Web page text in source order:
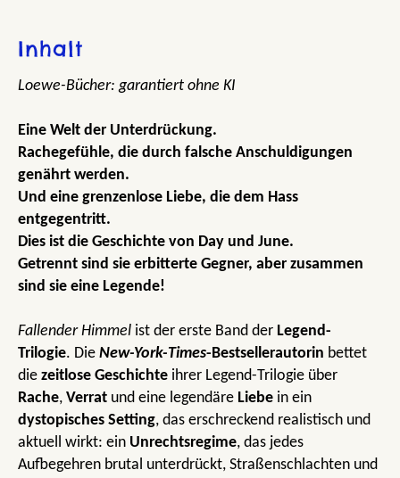
Inhalt
Loewe-Bücher: garantiert ohne KI
Eine Welt der Unterdrückung.
Rachegefühle, die durch falsche Anschuldigungen
genährt werden.
Und eine grenzenlose Liebe, die dem Hass
entgegentritt.
Dies ist die Geschichte von Day und June.
Getrennt sind sie erbitterte Gegner, aber zusammen
sind sie eine Legende!
Fallender Himmel ist der erste Band der Legend-
Trilogie. Die New-York-Times-Bestsellerautorin bettet
die zeitlose Geschichte ihrer Legend-Trilogie über
Rache, Verrat und eine legendäre Liebe in ein
dystopisches Setting, das erschreckend realistisch und
aktuell wirkt: ein Unrechtsregime, das jedes
Aufbegehren brutal unterdrückt, Straßenschlachten und